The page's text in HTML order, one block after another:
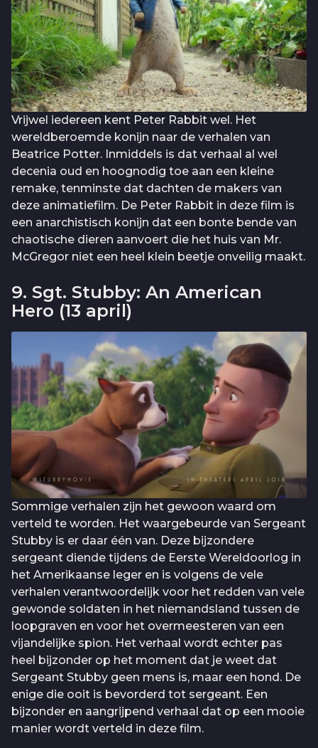
Vrijwel iedereen kent Peter Rabbit wel. Het
wereldberoemde konijn naar de verhalen van
Beatrice Potter. Inmiddels is dat verhaal al wel
decenia oud en hoognodig toe aan een kleine
remake, tenminste dat dachten de makers van
deze animatiefilm. De Peter Rabbit in deze film is
een anarchistisch konijn dat een bonte bende van
chaotische dieren aanvoert die het huis van Mr.
McGregor niet een heel klein beetje onveilig maakt.
9. Sgt. Stubby: An American
Hero (13 april)
Sommige verhalen zijn het gewoon waard om
verteld te worden. Het waargebeurde van Sergeant
Stubby is er daar één van. Deze bijzondere
sergeant diende tijdens de Eerste Wereldoorlog in
het Amerikaanse leger en is volgens de vele
verhalen verantwoordelijk voor het redden van vele
gewonde soldaten in het niemandsland tussen de
loopgraven en voor het overmeesteren van een
vijandelijke spion. Het verhaal wordt echter pas
heel bijzonder op het moment dat je weet dat
Sergeant Stubby geen mens is, maar een hond. De
enige die ooit is bevorderd tot sergeant. Een
bijzonder en aangrijpend verhaal dat op een mooie
manier wordt verteld in deze film.